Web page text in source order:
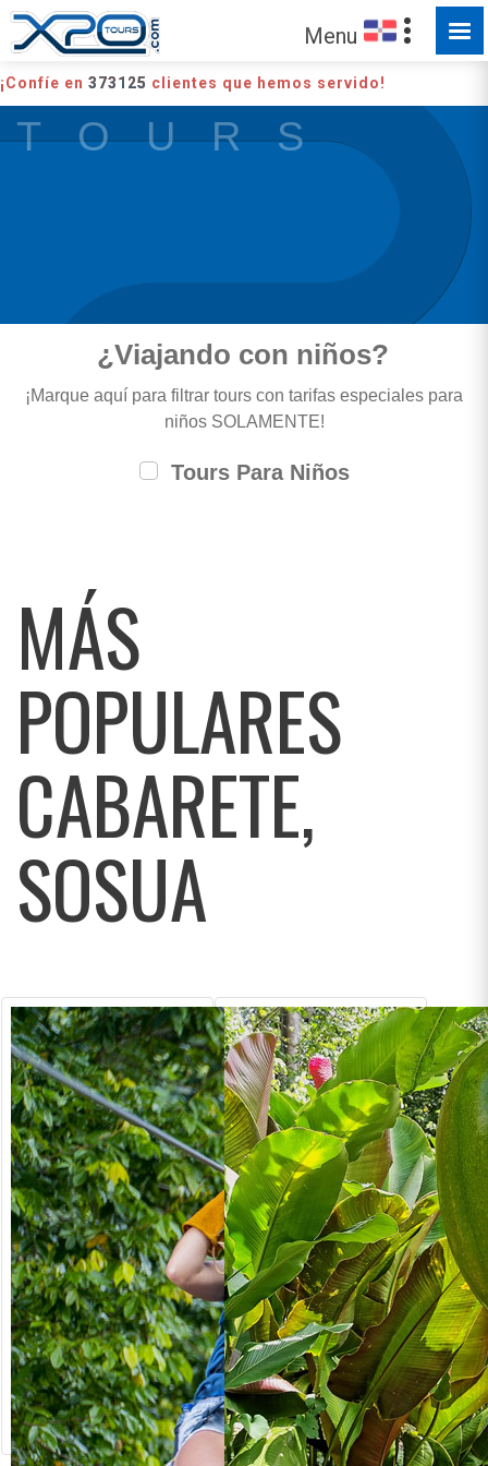
Menu
¡Confíe en 373125 clientes que hemos servido!
T O U R S
¿Viajando con niños?
¡Marque aquí para filtrar tours con tarifas especiales para
niños SOLAMENTE!
Tours Para Niños
MÁS
POPULARES
CABARETE,
SOSUA